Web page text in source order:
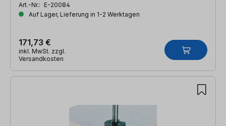
Art.-Nr.: E-20084
Auf Lager, Lieferung in 1-2 Werktagen
171,73 €
inkl. MwSt. zzgl.
Versandkosten